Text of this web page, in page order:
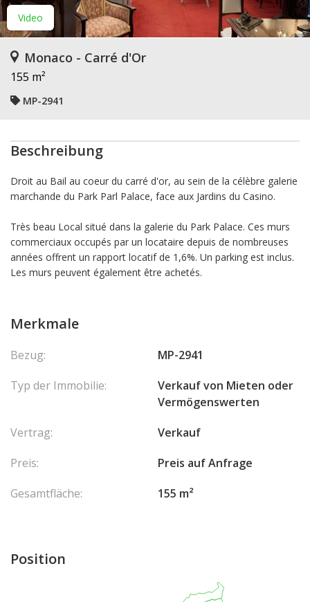
Video
Monaco - Carré d'Or
155 m²
MP-2941
Beschreibung
Droit au Bail au coeur du carré d'or, au sein de la célèbre galerie
marchande du Park Parl Palace, face aux Jardins du Casino.
Très beau Local situé dans la galerie du Park Palace. Ces murs
commerciaux occupés par un locataire depuis de nombreuses
années offrent un rapport locatif de 1,6%. Un parking est inclus.
Les murs peuvent également être achetés.
Merkmale
Bezug:
MP-2941
Typ der Immobilie:
Verkauf von Mieten oder
Vermögenswerten
Vertrag:
Verkauf
Preis:
Preis auf Anfrage
Gesamtfläche:
155 m²
Position